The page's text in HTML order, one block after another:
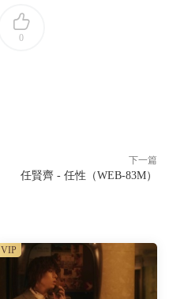
0
下一篇
任賢齊 - 任性（WEB-83M）
VIP